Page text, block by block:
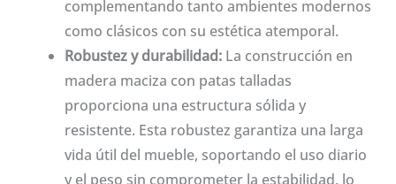
complementando tanto ambientes modernos
como clásicos con su estética atemporal.
Robustez y durabilidad:La construcción en
madera maciza con patas talladas
proporciona una estructura sólida y
resistente. Esta robustez garantiza una larga
vida útil del mueble, soportando el uso diario
y el peso sin comprometer la estabilidad, lo